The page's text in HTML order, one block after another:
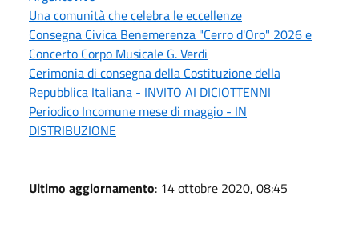
Una comunità che celebra le eccellenze
Consegna Civica Benemerenza "Cerro d'Oro" 2026 e
Concerto Corpo Musicale G. Verdi
Cerimonia di consegna della Costituzione della
Repubblica Italiana - INVITO AI DICIOTTENNI
Periodico Incomune mese di maggio - IN
DISTRIBUZIONE
Ultimo aggiornamento: 14 ottobre 2020, 08:45